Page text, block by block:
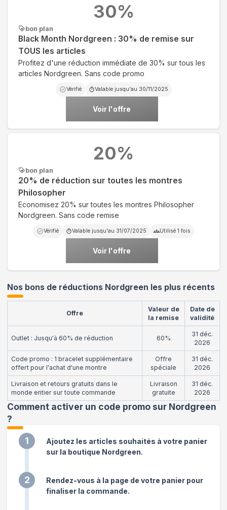
bon plan
Black Month Nordgreen : 30% de remise sur
TOUS les articles
Profitez d'une réduction immédiate de 30% sur tous les
articles Nordgreen. Sans code promo
Vérifié Valable jusqu'au 30/11/2025
Voir l'offre
30%
bon plan
20% de réduction sur toutes les montres
Philosopher
Economisez 20% sur toutes les montres Philosopher
Nordgreen. Sans code remise
Vérifié Valable jusqu'au 31/07/2025 Utilisé 1 fois
Voir l'offre
20%
Nos bons de réductions Nordgreen les plus récents
Offre
Valeur de
la remise
Date de
validité
Outlet : Jusqu'à 60% de réduction 60%
31 déc.
2026
Code promo : 1 bracelet supplémentaire
offert pour l'achat d'une montre
Offre
spéciale
31 déc.
2026
Livraison et retours gratuits dans le
monde entier sur toute commande
Livraison
gratuite
31 déc.
2026
Comment activer un code promo sur Nordgreen
?
1
Ajoutez les articles souhaités à votre panier
sur la boutique Nordgreen.
2
Rendez-vous à la page de votre panier pour
finaliser la commande.